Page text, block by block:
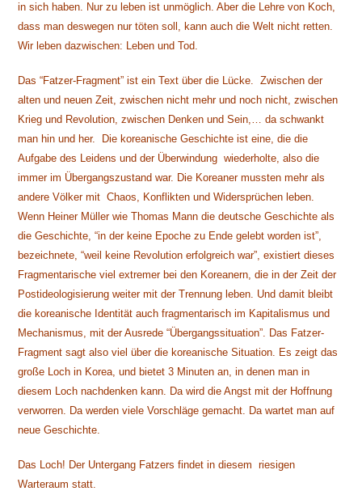
in sich haben. Nur zu leben ist unmöglich. Aber die Lehre von Koch,
dass man deswegen nur töten soll, kann auch die Welt nicht retten.
Wir leben dazwischen: Leben und Tod.
Das “Fatzer-Fragment” ist ein Text über die Lücke. Zwischen der
alten und neuen Zeit, zwischen nicht mehr und noch nicht, zwischen
Krieg und Revolution, zwischen Denken und Sein,… da schwankt
man hin und her. Die koreanische Geschichte ist eine, die die
Aufgabe des Leidens und der Überwindung wiederholte, also die
immer im Übergangszustand war. Die Koreaner mussten mehr als
andere Völker mit Chaos, Konflikten und Widersprüchen leben.
Wenn Heiner Müller wie Thomas Mann die deutsche Geschichte als
die Geschichte, “in der keine Epoche zu Ende gelebt worden ist”,
bezeichnete, “weil keine Revolution erfolgreich war”, existiert dieses
Fragmentarische viel extremer bei den Koreanern, die in der Zeit der
Postideologisierung weiter mit der Trennung leben. Und damit bleibt
die koreanische Identität auch fragmentarisch im Kapitalismus und
Mechanismus, mit der Ausrede “Übergangssituation”. Das Fatzer-
Fragment sagt also viel über die koreanische Situation. Es zeigt das
große Loch in Korea, und bietet 3 Minuten an, in denen man in
diesem Loch nachdenken kann. Da wird die Angst mit der Hoffnung
verworren. Da werden viele Vorschläge gemacht. Da wartet man auf
neue Geschichte.
Das Loch! Der Untergang Fatzers findet in diesem riesigen
Warteraum statt.